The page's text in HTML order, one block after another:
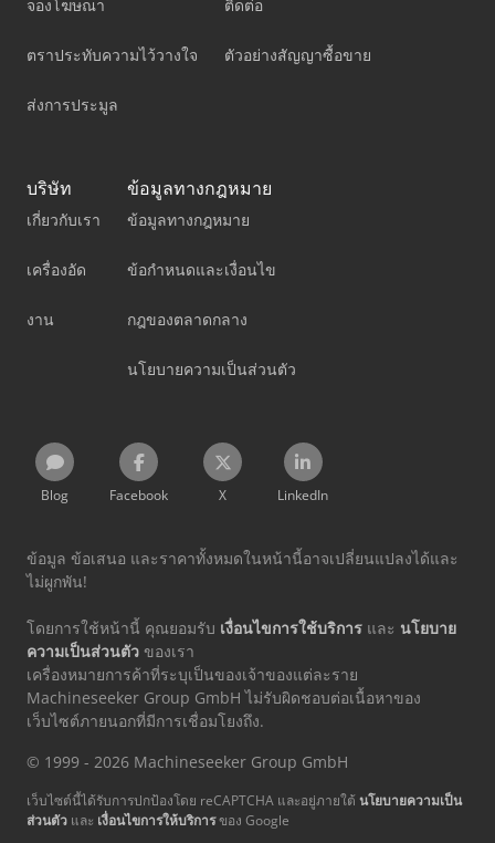
จองโฆษณา
ตราประทับความไว้วางใจ
ส่งการประมูล
ติดต่อ
ตัวอย่างสัญญาซื้อขาย
บริษัท
เกี่ยวกับเรา
เครื่องอัด
งาน
ข้อมูลทางกฎหมาย
ข้อมูลทางกฎหมาย
ข้อกำหนดและเงื่อนไข
กฎของตลาดกลาง
นโยบายความเป็นส่วนตัว
Blog Facebook X LinkedIn
ข้อมูล ข้อเสนอ และราคาทั้งหมดในหน้านี้อาจเปลี่ยนแปลงได้และ
ไม่ผูกพัน!
โดยการใช้หน้านี้ คุณยอมรับ เงื่อนไขการใช้บริการ และ นโยบาย
ความเป็นส่วนตัว ของเรา
เครื่องหมายการค้าที่ระบุเป็นของเจ้าของแต่ละราย
Machineseeker Group GmbH ไม่รับผิดชอบต่อเนื้อหาของ
เว็บไซต์ภายนอกที่มีการเชื่อมโยงถึง.
© 1999 - 2026 Machineseeker Group GmbH
เว็บไซต์นี้ได้รับการปกป้องโดย reCAPTCHA และอยู่ภายใต้นโยบายความเป็น
ส่วนตัว และ เงื่อนไขการให้บริการของ Google